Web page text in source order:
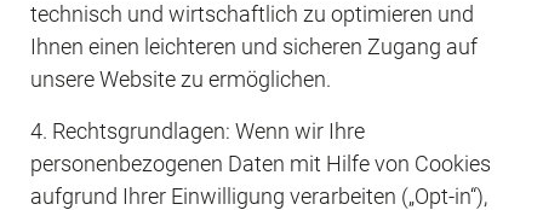
technisch und wirtschaftlich zu optimieren und
Ihnen einen leichteren und sicheren Zugang auf
unsere Website zu ermöglichen.
4. Rechtsgrundlagen: Wenn wir Ihre
personenbezogenen Daten mit Hilfe von Cookies
aufgrund Ihrer Einwilligung verarbeiten („Opt-in“),